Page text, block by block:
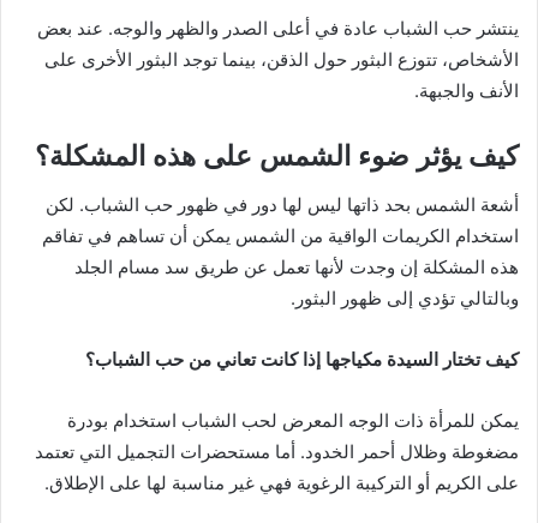
ينتشر حب الشباب عادة في أعلى الصدر والظهر والوجه. عند بعض
الأشخاص، تتوزع البثور حول الذقن، بينما توجد البثور الأخرى على
الأنف والجبهة.
كيف يؤثر ضوء الشمس على هذه المشكلة؟
أشعة الشمس بحد ذاتها ليس لها دور في ظهور حب الشباب. لكن
استخدام الكريمات الواقية من الشمس يمكن أن تساهم في تفاقم
هذه المشكلة إن وجدت لأنها تعمل عن طريق سد مسام الجلد
وبالتالي تؤدي إلى ظهور البثور.
كيف تختار السيدة مكياجها إذا كانت تعاني من حب الشباب؟
يمكن للمرأة ذات الوجه المعرض لحب الشباب استخدام بودرة
مضغوطة وظلال أحمر الخدود. أما مستحضرات التجميل التي تعتمد
على الكريم أو التركيبة الرغوية فهي غير مناسبة لها على الإطلاق.